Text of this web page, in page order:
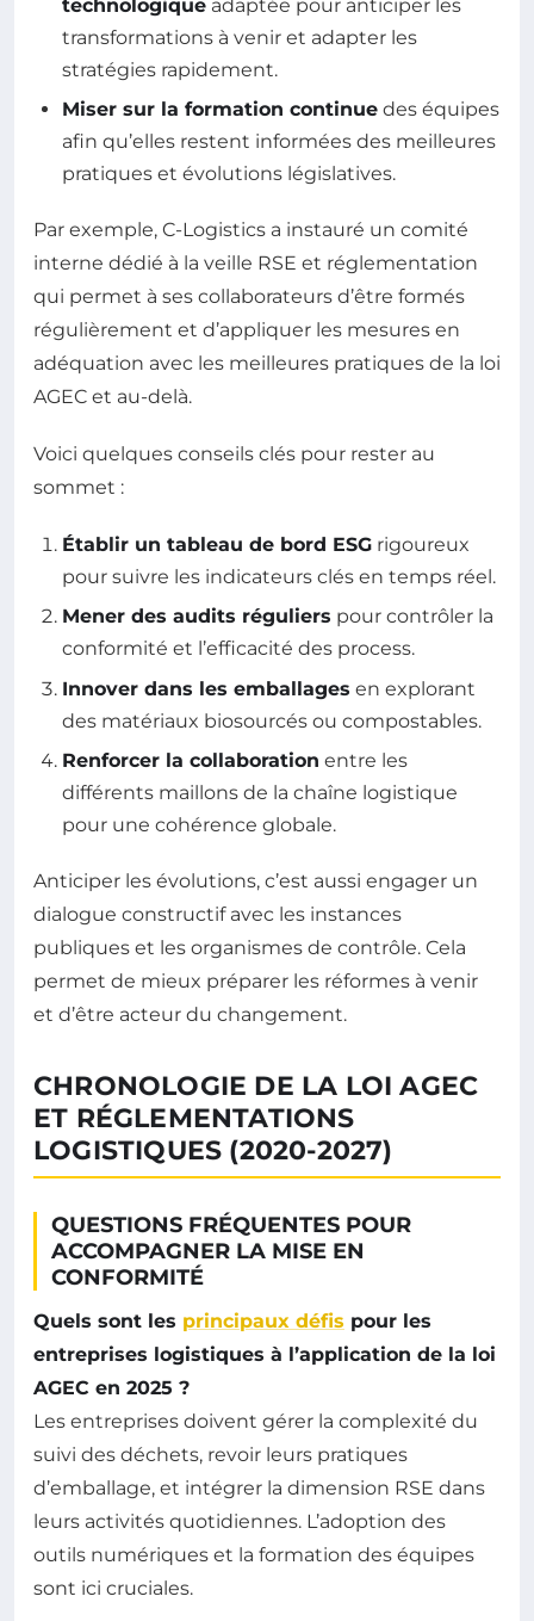
technologique adaptée pour anticiper les
transformations à venir et adapter les
stratégies rapidement.
Miser sur la formation continue des équipes
afin qu’elles restent informées des meilleures
pratiques et évolutions législatives.
Par exemple, C-Logistics a instauré un comité
interne dédié à la veille RSE et réglementation
qui permet à ses collaborateurs d’être formés
régulièrement et d’appliquer les mesures en
adéquation avec les meilleures pratiques de la loi
AGEC et au-delà.
Voici quelques conseils clés pour rester au
sommet :
Établir un tableau de bord ESG rigoureux
pour suivre les indicateurs clés en temps réel.
Mener des audits réguliers pour contrôler la
conformité et l’efficacité des process.
Innover dans les emballages en explorant
des matériaux biosourcés ou compostables.
Renforcer la collaboration entre les
différents maillons de la chaîne logistique
pour une cohérence globale.
Anticiper les évolutions, c’est aussi engager un
dialogue constructif avec les instances
publiques et les organismes de contrôle. Cela
permet de mieux préparer les réformes à venir
et d’être acteur du changement.
CHRONOLOGIE DE LA LOI AGEC
ET RÉGLEMENTATIONS
LOGISTIQUES (2020-2027)
QUESTIONS FRÉQUENTES POUR
ACCOMPAGNER LA MISE EN
CONFORMITÉ
Quels sont les principaux défis pour les
entreprises logistiques à l’application de la loi
AGEC en 2025 ?
Les entreprises doivent gérer la complexité du
suivi des déchets, revoir leurs pratiques
d’emballage, et intégrer la dimension RSE dans
leurs activités quotidiennes. L’adoption des
outils numériques et la formation des équipes
sont ici cruciales.